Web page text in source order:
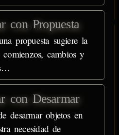
con Propuesta
propuesta sugiere la
cambios y
con Desarmar
desarmar objetos en
necesidad de